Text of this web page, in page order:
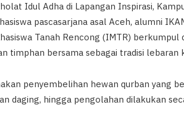
Idul Adha di Lapangan Inspirasi,
pascasarjana asal Aceh, alumni
Tanah Rencong (IMTR) berkumpul
timphan bersama sebagai tradisi lebaran
penyembelihan hewan qurban yang
daging, hingga pengolahan dilakukan